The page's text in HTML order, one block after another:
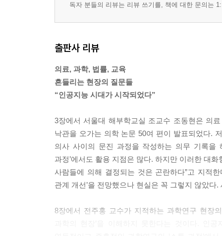
독자 분들의 리뷰는 리뷰 쓰기를, 책에 대한 문의는
출판사 리뷰
의료, 과학, 법률, 교육
흔들리는 현장의 질문들
“인공지능 시대가 시작되었다”
3장에서 서울대 해부학교실 조교수 조동현은 의
낙관을 오가는 의학 논문 50여 편이 발표되었다.
의사 사이의 문진 과정을 작성하는 의무 기록을
과정’에서도 활용 지점은 많다. 하지만 이러한 대
사람들에 의해 결정되는 것은 곤란하다”고 지적
관계 개선’을 전망했으나 현실은 꼭 그렇지 않았
8장에서 전주홍 교수가 지적하는 과학연구 현장